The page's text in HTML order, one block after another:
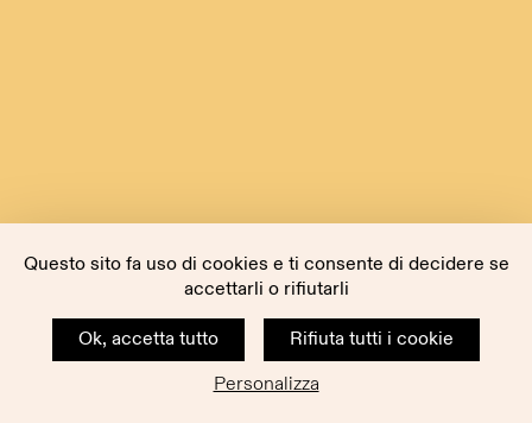
Questo sito fa uso di cookies e ti consente di decidere se
accettarli o rifiutarli
Ok, accetta tutto
Rifiuta tutti i cookie
Personalizza